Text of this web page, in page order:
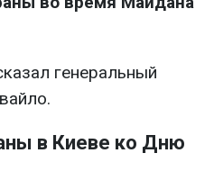
генеральный
в Киеве ко Дню